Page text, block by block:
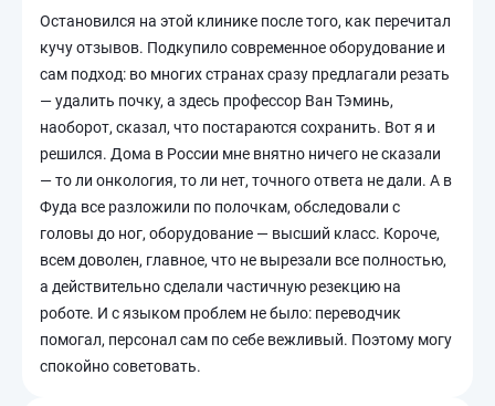
Остановился на этой клинике после того, как перечитал
кучу отзывов. Подкупило современное оборудование и
сам подход: во многих странах сразу предлагали резать
— удалить почку, а здесь профессор Ван Тэминь,
наоборот, сказал, что постараются сохранить. Вот я и
решился. Дома в России мне внятно ничего не сказали
— то ли онкология, то ли нет, точного ответа не дали. А в
Фуда все разложили по полочкам, обследовали с
головы до ног, оборудование — высший класс. Короче,
всем доволен, главное, что не вырезали все полностью,
а действительно сделали частичную резекцию на
роботе. И с языком проблем не было: переводчик
помогал, персонал сам по себе вежливый. Поэтому могу
спокойно советовать.